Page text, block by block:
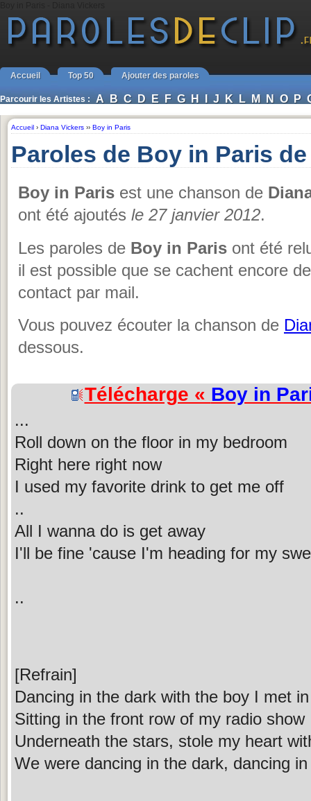
Accueil Top 50 Ajouter des paroles
Parcourir les Artistes : A B C D E F G H I J K L M N O P
Accueil › Diana Vickers ›› Boy in Paris
Paroles de Boy in Paris
Boy in Paris est une chanson de
ont été ajoutés le 27 janvier 2012.
Les paroles de Boy in Paris ont été
il est possible que se cachent encore
contact par mail.
Vous pouvez écouter la chanson de
dessous.
Télécharge « Boy in
...
Roll down on the floor in my bedroom
Right here right now
I used my favorite drink to get me off
..
All I wanna do is get away
I'll be fine 'cause I'm heading for my
..
[Refrain]
Dancing in the dark with the boy I met
Sitting in the front row of my radio show
Underneath the stars, stole my heart
We were dancing in the dark, dancing